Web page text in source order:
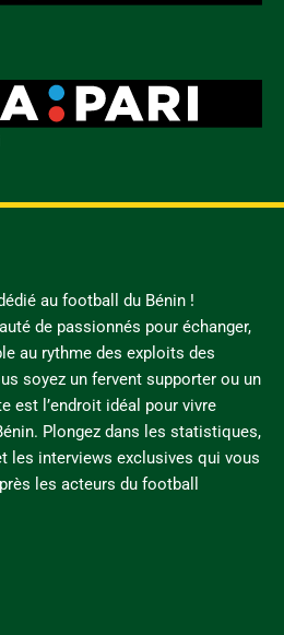
au football du Bénin !
de passionnés pour échanger,
au rythme des exploits des
soyez un fervent supporter ou un
est l’endroit idéal pour vivre
Plongez dans les statistiques,
les interviews exclusives qui vous
les acteurs du football